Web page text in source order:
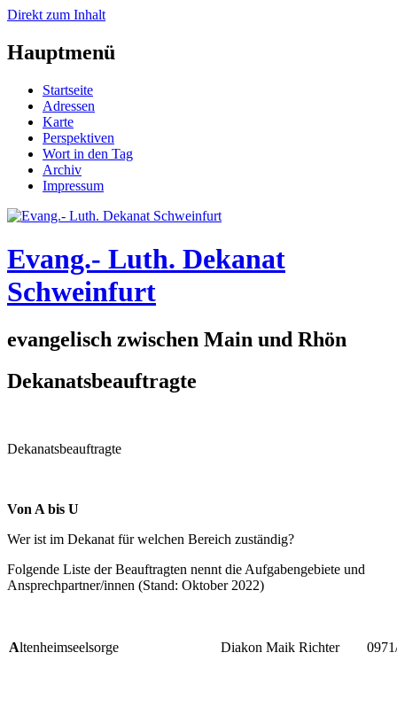
Direkt zum Inhalt
Hauptmenü
Startseite
Adressen
Karte
Perspektiven
Wort in den Tag
Archiv
Impressum
Evang.- Luth. Dekanat
Schweinfurt
evangelisch zwischen Main und Rhön
Dekanatsbeauftragte
Dekanatsbeauftragte
Von A bis U
Wer ist im Dekanat für welchen Bereich zuständig?
Folgende Liste der Beauftragten nennt die Aufgabengebiete und
Ansprechpartner/innen (Stand: Oktober 2022)
Altenheimseelsorge Diakon Maik Richter